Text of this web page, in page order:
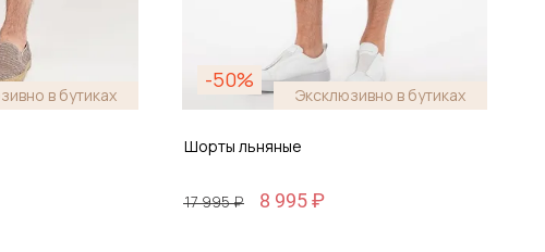
в бутиках
-50%
Эксклюзивно в бутиках
Шорты льняные
17 995 ₽ 8 995 ₽